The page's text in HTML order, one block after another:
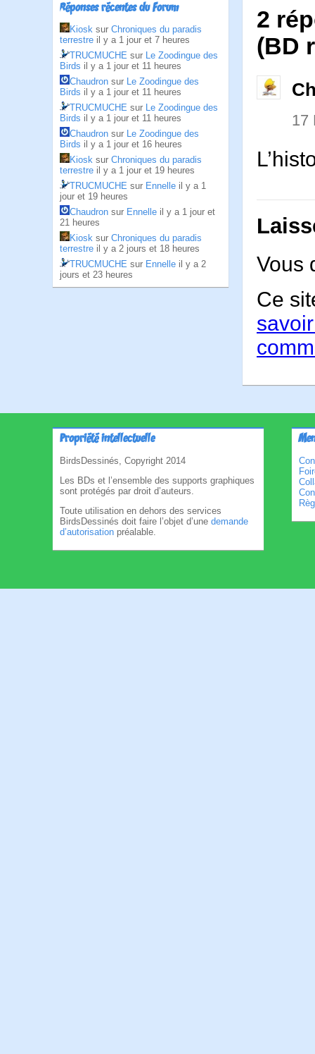
Réponses récentes du Forum
Kiosk sur Chroniques du paradis
terrestre il y a 1 jour et 7 heures
TRUCMUCHE sur Le Zoodingue des
Birds il y a 1 jour et 11 heures
Chaudron sur Le Zoodingue des
Birds il y a 1 jour et 11 heures
TRUCMUCHE sur Le Zoodingue des
Birds il y a 1 jour et 11 heures
Chaudron sur Le Zoodingue des
Birds il y a 1 jour et 16 heures
Kiosk sur Chroniques du paradis
terrestre il y a 1 jour et 19 heures
TRUCMUCHE sur Ennelle il y a 1
jour et 19 heures
Chaudron sur Ennelle il y a 1 jour et
21 heures
Kiosk sur Chroniques du paradis
terrestre il y a 2 jours et 18 heures
TRUCMUCHE sur Ennelle il y a 2
jours et 23 heures
2
(BD
17
Vous
Ce
Propriété intellectuelle
BirdsDessinés, Copyright 2014
Les BDs et l’ensemble des supports graphiques
sont protégés par droit d’auteurs.
Toute utilisation en dehors des services
BirdsDessinés doit faire l’objet d’une demande
d’autorisation préalable.